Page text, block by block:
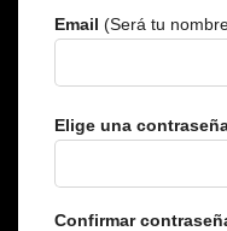
Email (Será tu
Elige una
Confirmar